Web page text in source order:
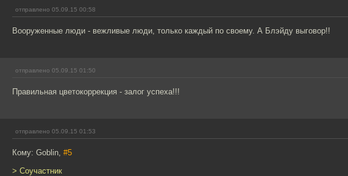
отправлено 05.09.15 00:58
Вооруженные люди - вежливые люди, только каждый по своему. А Блэйду выговор!!
отправлено 05.09.15 01:50
Правильная цветокоррекция - залог успеха!!!
отправлено 05.09.15 01:53
Кому: Goblin, #5
> Соучастник